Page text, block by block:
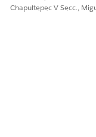
Chapultepec V Secc.,